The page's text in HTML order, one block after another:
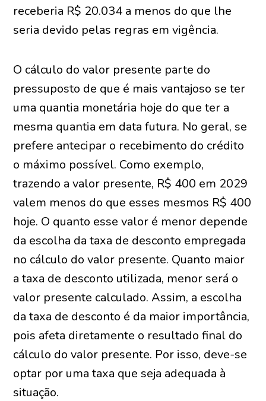
receberia R$ 20.034 a menos do que lhe
seria devido pelas regras em vigência.
O cálculo do valor presente parte do
pressuposto de que é mais vantajoso se ter
uma quantia monetária hoje do que ter a
mesma quantia em data futura. No geral, se
prefere antecipar o recebimento do crédito
o máximo possível. Como exemplo,
trazendo a valor presente, R$ 400 em 2029
valem menos do que esses mesmos R$ 400
hoje. O quanto esse valor é menor depende
da escolha da taxa de desconto empregada
no cálculo do valor presente. Quanto maior
a taxa de desconto utilizada, menor será o
valor presente calculado. Assim, a escolha
da taxa de desconto é da maior importância,
pois afeta diretamente o resultado final do
cálculo do valor presente. Por isso, deve-se
optar por uma taxa que seja adequada à
situação.